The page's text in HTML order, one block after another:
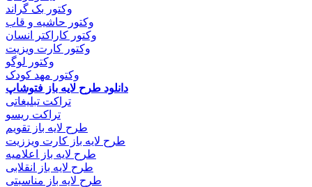
وکتور بک گراند
وکتور حاشیه و قاب
وکتور کاراکتر انسان
وکتور کارت ویزیت
وکتور لوگو
وکتور مهد کودک
دانلود طرح لایه باز فتوشاپ
تراکت تبلیغاتی
تراکت ریسو
طرح لایه باز تقویم
طرح لایه باز کارت ویززیت
طرح لایه باز اعلامیه
طرح لایه باز انقلابی
طرح لایه باز مناسبتی